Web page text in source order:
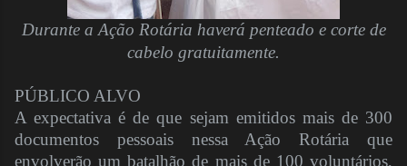
Durante a Ação Rotária haverá penteado e corte de
cabelo gratuitamente.
PÚBLICO ALVO
A expectativa é de que sejam emitidos mais de 300
documentos pessoais nessa Ação Rotária que
envolverão um batalhão de mais de 100 voluntários,